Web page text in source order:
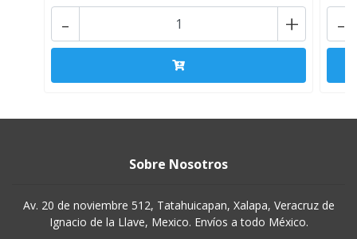
+
- -
Sobre Nosotros
Av. 20 de noviembre 512, Tatahuicapan, Xalapa, Veracruz de
Ignacio de la Llave, Mexico. Envíos a todo México.